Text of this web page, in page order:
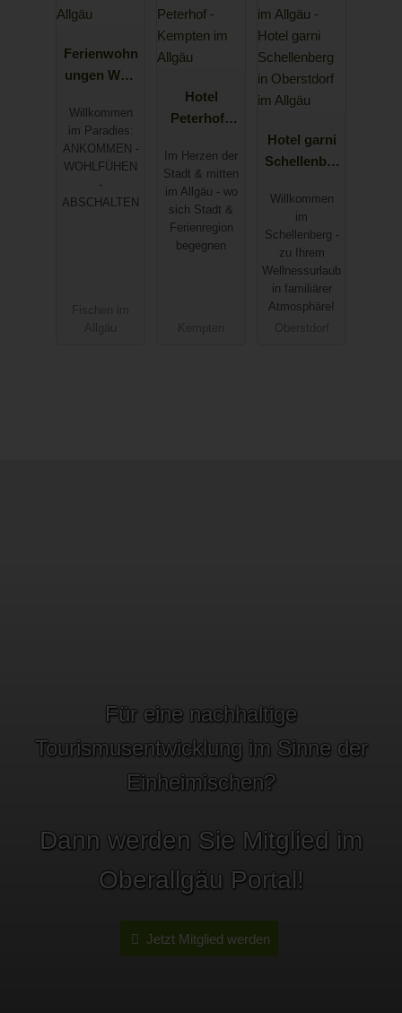
Ferienwohn
ungen Wolf
im Allgäu
Willkommen
im Paradies:
ANKOMMEN -
WOHLFÜHEN
-
ABSCHALTEN
Hotel
Peterhof -
Allgäu
Im Herzen der
Stadt & mitten
im Allgäu - wo
sich Stadt &
Ferienregion
begegnen
Hotel garni
Schellenber
Oberstdorf
im Allgäu
Willkommen
im
Schellenberg -
zu Ihrem
Wellnessurlaub
in familiärer
Atmosphäre!
Für eine nachhaltige
Tourismusentwicklung im Sinne der
Einheimischen?
Dann werden Sie Mitglied im
Oberallgäu Portal!
Jetzt Mitglied werden